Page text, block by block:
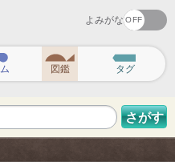
よみがな
図鑑 タグ
さがす